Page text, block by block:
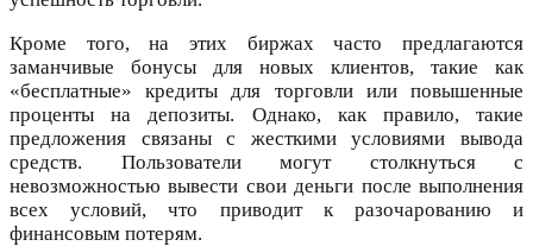
Кроме того, на этих биржах часто предлагаются
заманчивые бонусы для новых клиентов, такие как
«бесплатные» кредиты для торговли или повышенные
проценты на депозиты. Однако, как правило, такие
предложения связаны с жесткими условиями вывода
средств. Пользователи могут столкнуться с
невозможностью вывести свои деньги после выполнения
всех условий, что приводит к разочарованию и
финансовым потерям.